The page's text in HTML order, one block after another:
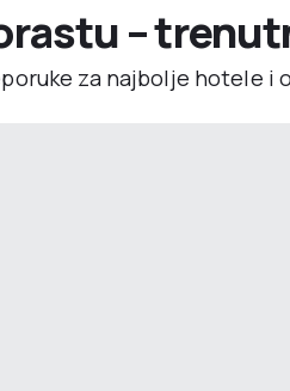
–
za najbolje hotele i